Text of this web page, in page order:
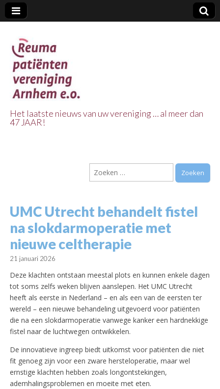
Vereniging
Arnhem e.o.
Het laatste nieuws van uw vereniging … al meer dan
47 JAAR!
Zoeken
naar:
UMC Utrecht behandelt fistel
na slokdarmoperatie met
nieuwe celtherapie
21 januari 2026
Deze klachten ontstaan meestal plots en kunnen enkele dagen
tot soms zelfs weken blijven aanslepen. Het UMC Utrecht
heeft als eerste in Nederland – en als een van de eersten ter
wereld – een nieuwe behandeling uitgevoerd voor patiënten
die na een slokdarmoperatie vanwege kanker een hardnekkige
fistel naar de luchtwegen ontwikkelen.
De innovatieve ingreep biedt uitkomst voor patiënten die niet
fit genoeg zijn voor een zware hersteloperatie, maar wel
ernstige klachten hebben zoals longontstekingen,
ademhalingsproblemen en moeite met eten.